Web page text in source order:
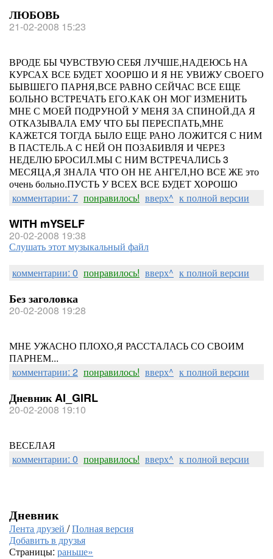
ЛЮБОВЬ
21-02-2008 15:23
ВРОДЕ БЫ ЧУВСТВУЮ СЕБЯ ЛУЧШЕ,НАДЕЮСЬ НА
КУРСАХ ВСЕ БУДЕТ ХООРШО И Я НЕ УВИЖУ СВОЕГО
БЫВШЕГО ПАРНЯ,ВСЕ РАВНО СЕЙЧАС ВСЕ ЕЩЕ
БОЛЬНО ВСТРЕЧАТЬ ЕГО.КАК ОН МОГ ИЗМЕНИТЬ
МНЕ С МОЕЙ ПОДРУНОЙ У МЕНЯ ЗА СПИНОЙ.ДА Я
ОТКАЗЫВАЛА ЕМУ ЧТО БЫ ПЕРЕСПАТЬ,МНЕ
КАЖЕТСЯ ТОГДА БЫЛО ЕЩЕ РАНО ЛОЖИТСЯ С НИМ
В ПАСТЕЛЬ.А С НЕЙ ОН ПОЗАБИВЛЯ И ЧЕРЕЗ
НЕДЕЛЮ БРОСИЛ.МЫ С НИМ ВСТРЕЧАЛИСЬ 3
МЕСЯЦА,Я ЗНАЛА ЧТО ОН НЕ АНГЕЛ,НО ВСЕ ЖЕ это
очень больно.ПУСТЬ У ВСЕХ ВСЕ БУДЕТ ХОРОШО
комментарии: 7 понравилось! вверх^ к полной версии
WITH mYSELF
20-02-2008 19:38
Слушать этот музыкальный файл
комментарии: 0 понравилось! вверх^ к полной версии
Без заголовка
20-02-2008 19:28
МНЕ УЖАСНО ПЛОХО,Я РАССТАЛАСЬ СО СВОИМ
ПАРНЕМ...
комментарии: 2 понравилось! вверх^ к полной версии
Дневник AI_GIRL
20-02-2008 19:10
ВЕСЕЛАЯ
комментарии: 0 понравилось! вверх^ к полной версии
Дневник
Лента друзей /Полная версия
Добавить в друзья
Страницы: раньше»